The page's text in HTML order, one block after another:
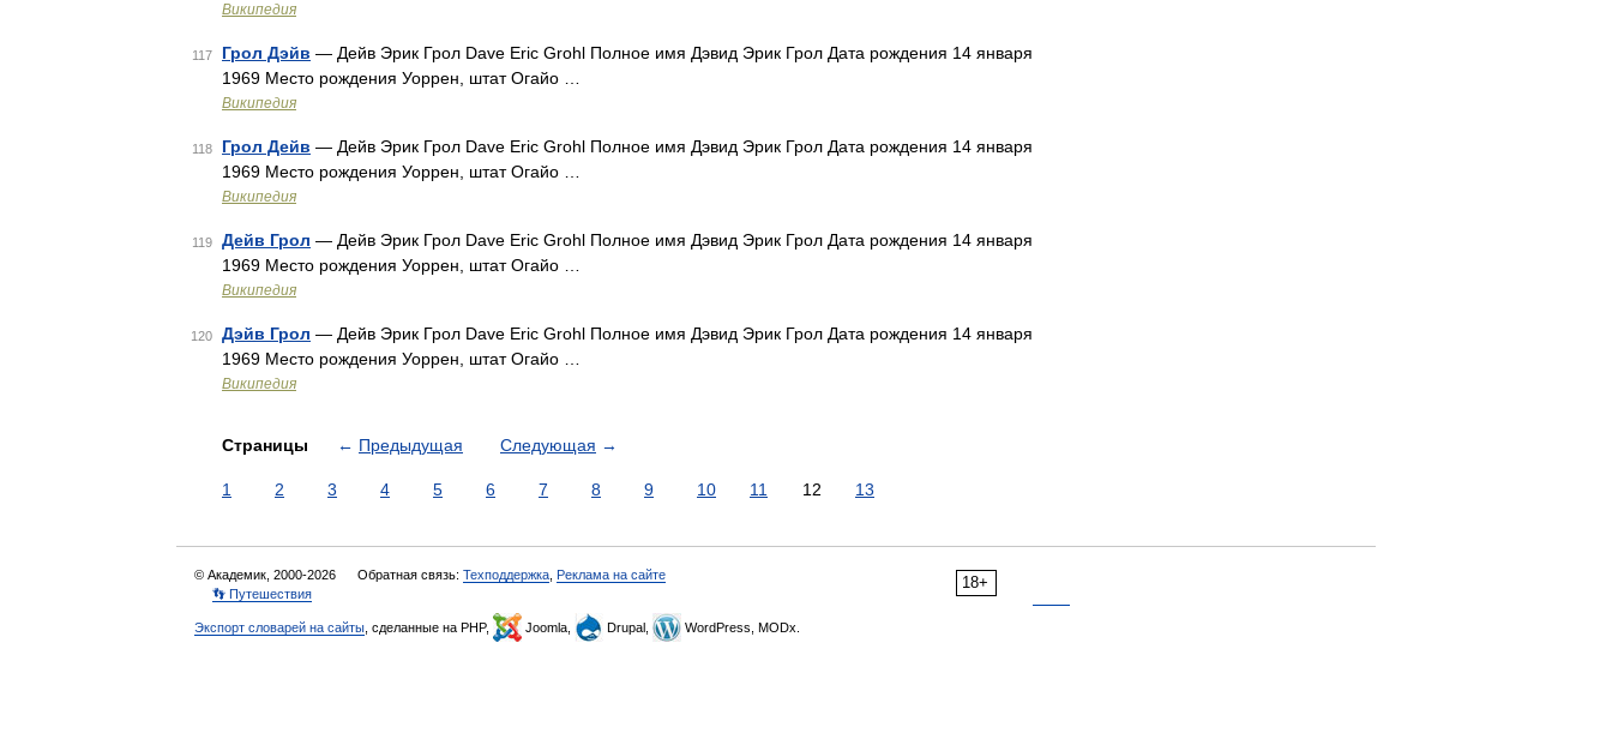
Википедия
117 Грол Дэйв — Дейв Эрик Грол Dave Eric Grohl Полное имя Дэвид Эрик Грол Дата рождения 14 января
1969 Место рождения Уоррен, штат Огайо …
Википедия
118 Грол Дейв — Дейв Эрик Грол Dave Eric Grohl Полное имя Дэвид Эрик Грол Дата рождения 14 января
1969 Место рождения Уоррен, штат Огайо …
Википедия
119 Дейв Грол — Дейв Эрик Грол Dave Eric Grohl Полное имя Дэвид Эрик Грол Дата рождения 14 января
1969 Место рождения Уоррен, штат Огайо …
Википедия
120 Дэйв Грол — Дейв Эрик Грол Dave Eric Grohl Полное имя Дэвид Эрик Грол Дата рождения 14 января
1969 Место рождения Уоррен, штат Огайо …
Википедия
Страницы ← Предыдущая Следующая →
1 2 3 4 5 6 7 8 9 10 11 12 13
18+
© Академик, 2000-2026 Обратная связь: Техподдержка Реклама на сайте
👣 Путешествия
Экспорт словарей на сайты , сделанные на PHP, Joomla, Drupal, WordPress, MODx.